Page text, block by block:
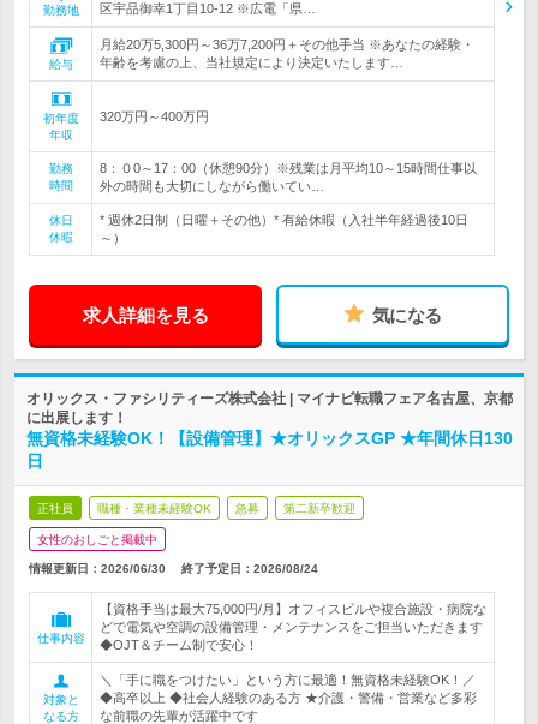
勤務地
区宇品御幸1丁目10-12 ※広電「県…
給与
月給20万5,300円～36万7,200円＋その他手当 ※あなたの経験・
年齢を考慮の上、当社規定により決定いたします…
初年度
年収
320万円～400万円
勤務
時間
8：０0～17：00（休憩90分）※残業は月平均10～15時間仕事以
外の時間も大切にしながら働いてい…
休日
休暇
* 週休2日制（日曜＋その他）* 有給休暇（入社半年経過後10日
～）
求人詳細を見る 気になる
オリックス・ファシリティーズ株式会社 | マイナビ転職フェア名古屋、京都
に出展します！
無資格未経験OK！【設備管理】★オリックスGP ★年間休日130
日
正社員 職種・業種未経験OK 急募 第二新卒歓迎
女性のおしごと掲載中
情報更新日：2026/06/30 終了予定日： 2026/08/24
仕事内容
【資格手当は最大75,000円/月】オフィスビルや複合施設・病院な
どで電気や空調の設備管理・メンテナンスをご担当いただきます
◆OJT＆チーム制で安心！
対象と
なる方
＼「手に職をつけたい」という方に最適！無資格未経験OK！／
◆高卒以上 ◆社会人経験のある方 ★介護・警備・営業など多彩
な前職の先輩が活躍中です